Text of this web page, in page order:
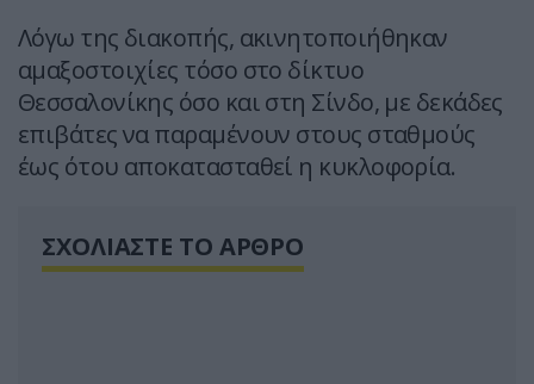
Λόγω της διακοπής, ακινητοποιήθηκαν
αμαξοστοιχίες τόσο στο δίκτυο
Θεσσαλονίκης όσο και στη Σίνδο, με δεκάδες
επιβάτες να παραμένουν στους σταθμούς
έως ότου αποκατασταθεί η κυκλοφορία.
ΣΧΟΛΙΑΣΤΕ ΤΟ ΑΡΘΡΟ